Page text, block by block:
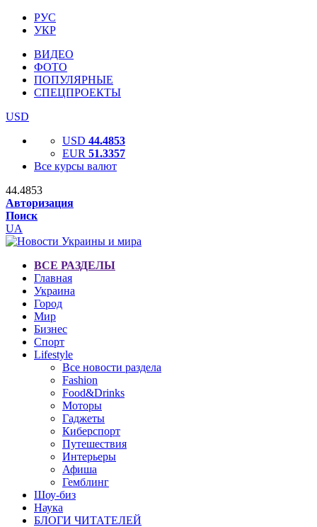
РУС
УКР
ВИДЕО
ФОТО
ПОПУЛЯРНЫЕ
СПЕЦПРОЕКТЫ
USD
USD 44.4853
EUR 51.3357
Все курсы валют
44.4853
Авторизация
Поиск
UA
ВСЕ РАЗДЕЛЫ
Главная
Украина
Город
Мир
Бизнес
Спорт
Lifestyle
Все новости раздела
Fashion
Food&Drinks
Моторы
Гаджеты
Киберспорт
Путешествия
Интерьеры
Афиша
Гемблинг
Шоу-биз
Наука
БЛОГИ ЧИТАТЕЛЕЙ